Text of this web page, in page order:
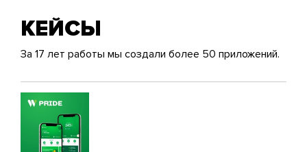
КЕЙСЫ
За 17 лет работы мы создали более 50 приложений.